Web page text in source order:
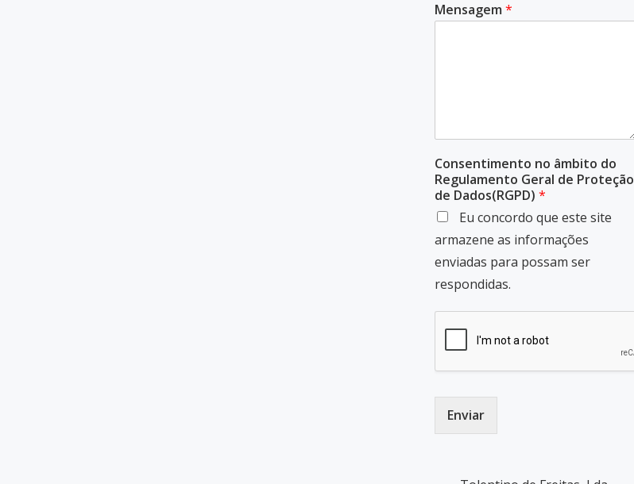
Mensagem *
Consentimento no âmbito do
Regulamento Geral de Proteção
de Dados(RGPD) *
Eu concordo que este site
armazene as informações
enviadas para possam ser
respondidas.
Enviar